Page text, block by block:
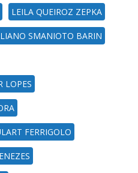
LEILA QUEIROZ ZEPKA
SMANIOTO BARIN
LOPES
FERRIGOLO